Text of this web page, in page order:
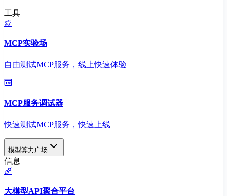
工具
MCP实验场
自由测试MCP服务，线上快速体验
MCP服务调试器
快速测试MCP服务，快速上线
模型算力广场
信息
大模型API聚合平台